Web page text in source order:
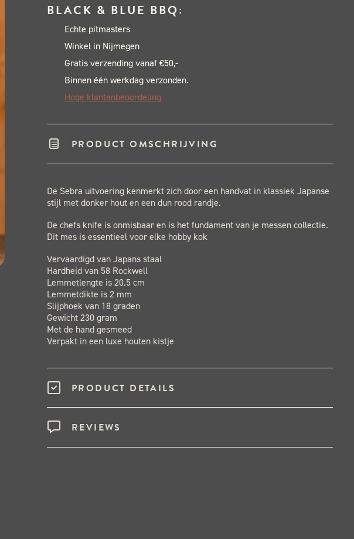
aantal
BLACK & BLUE BBQ:
Echte pitmasters
Winkel in Nijmegen
Gratis verzending vanaf €50,-
Binnen één werkdag verzonden.
Hoge klantenbeoordeling
PRODUCT OMSCHRIJVING
De Sebra uitvoering kenmerkt zich door een handvat in klassiek Japanse
stijl met donker hout en een dun rood randje.
De chefs knife is onmisbaar en is het fundament van je messen collectie.
Dit mes is essentieel voor elke hobby kok
Vervaardigd van Japans staal
Hardheid van 58 Rockwell
Lemmetlengte is 20.5 cm
Lemmetdikte is 2 mm
Slijphoek van 18 graden
Gewicht 230 gram
Met de hand gesmeed
Verpakt in een luxe houten kistje
PRODUCT DETAILS
REVIEWS